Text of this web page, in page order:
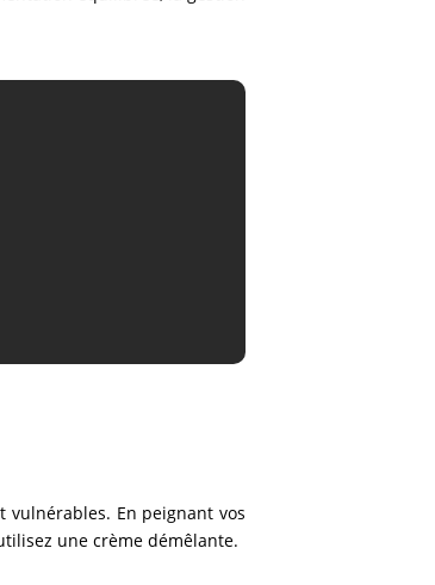
vulnérables. En peignant vos
une crème démêlante.